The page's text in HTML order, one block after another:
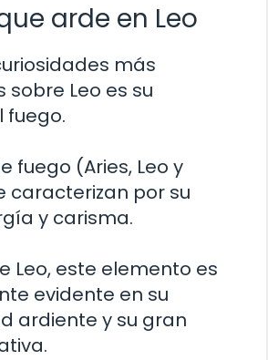
arde en Leo
más
Leo es su
fuego.
fuego (Aries, Leo y
caracterizan por su
y carisma.
Leo, este elemento es
evidente en su
ardiente y su gran